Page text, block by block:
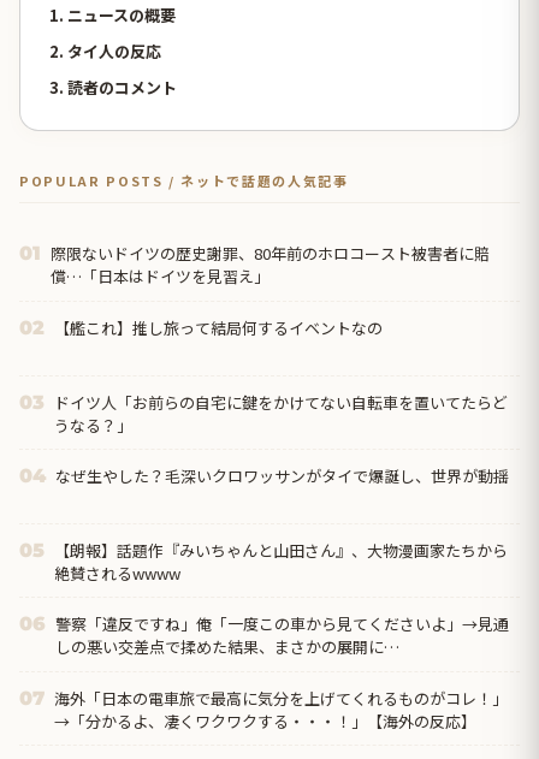
1. ニュースの概要
2. タイ人の反応
3. 読者のコメント
POPULAR POSTS / ネットで話題の人気記事
01 際限ないドイツの歴史謝罪、80年前のホロコースト被害者に賠
償…「日本はドイツを見習え」
02 【艦これ】推し旅って結局何するイベントなの
03
ドイツ人「お前らの自宅に鍵をかけてない自転車を置いてたらど
うなる？」
04 なぜ生やした？毛深いクロワッサンがタイで爆誕し、世界が動揺
05
【朗報】話題作『みいちゃんと山田さん』、大物漫画家たちから
絶賛されるwwww
06 警察「違反ですね」俺「一度この車から見てくださいよ」→見通
しの悪い交差点で揉めた結果、まさかの展開に…
07 海外「日本の電車旅で最高に気分を上げてくれるものがコレ！」
→「分かるよ、凄くワクワクする・・・！」【海外の反応】